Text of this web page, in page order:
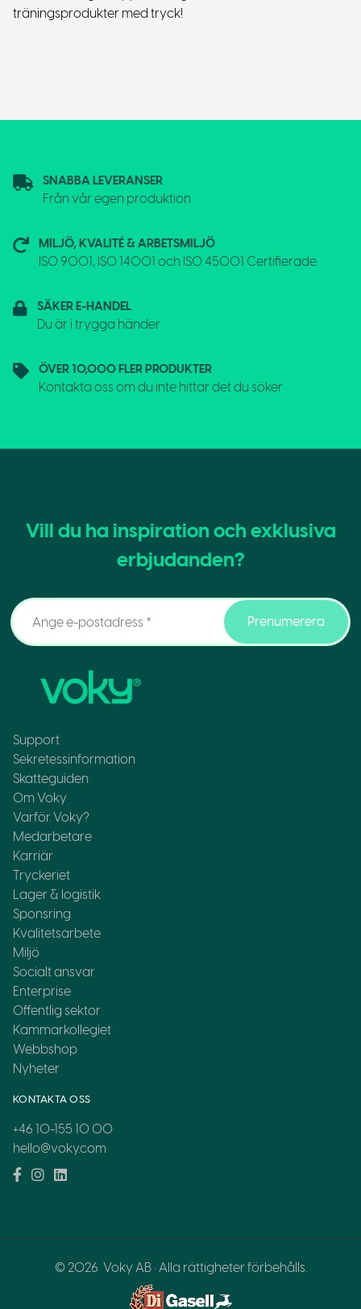
träningsprodukter med tryck!
SNABBA LEVERANSER
Från vår egen produktion
MILJÖ, KVALITÉ & ARBETSMILJÖ
ISO 9001, ISO 14001 och ISO 45001 Certifierade
SÄKER E-HANDEL
Du är i trygga händer
ÖVER 10,000 FLER PRODUKTER
Kontakta oss om du inte hittar det du söker
Vill du ha inspiration och exklusiva
erbjudanden?
Prenumerera
Support
Sekretessinformation
Skatteguiden
Om Voky
Varför Voky?
Medarbetare
Karriär
Tryckeriet
Lager & logistik
Sponsring
Kvalitetsarbete
Miljö
Socialt ansvar
Enterprise
Offentlig sektor
Kammarkollegiet
Webbshop
Nyheter
KONTAKTA OSS
+46 10-155 10 00
hello@voky.com
© 2026 Voky AB · Alla rättigheter förbehålls.